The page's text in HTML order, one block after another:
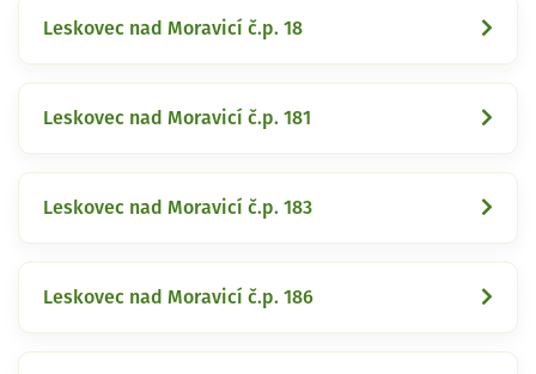
Leskovec nad Moravicí č.p. 18
Leskovec nad Moravicí č.p. 181
Leskovec nad Moravicí č.p. 183
Leskovec nad Moravicí č.p. 186